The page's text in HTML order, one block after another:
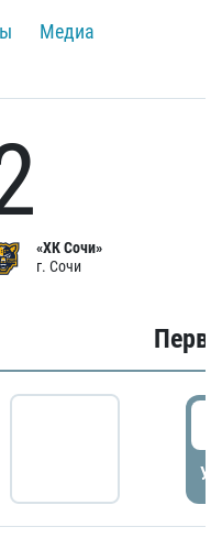
Медиа
«ХК Сочи»
г. Сочи